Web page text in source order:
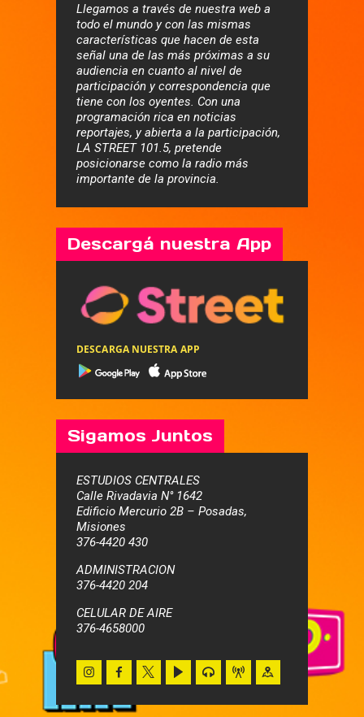
Llegamos a través de nuestra web a
todo el mundo y con las mismas
características que hacen de esta
señal una de las más próximas a su
audiencia en cuanto al nivel de
participación y correspondencia que
tiene con los oyentes. Con una
programación rica en noticias
reportajes, y abierta a la participación,
LA STREET 101.5, pretende
posicionarse como la radio más
importante de la provincia.
Descargá nuestra App
DESCARGA NUESTRA APP
Sigamos Juntos
ESTUDIOS CENTRALES
Calle Rivadavia N° 1642
Edificio Mercurio 2B – Posadas,
Misiones
376-4420 430
ADMINISTRACION
376-4420 204
CELULAR DE AIRE
376-4658000